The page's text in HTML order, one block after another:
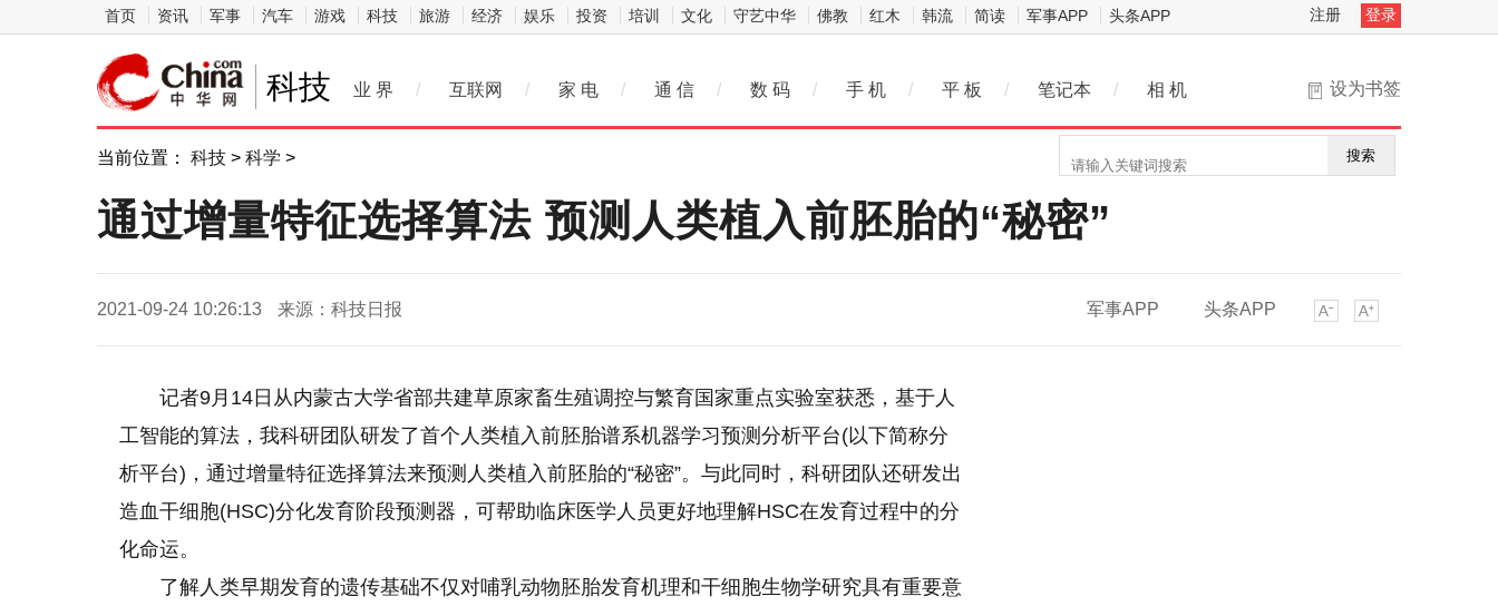
首页 资讯 军事 汽车 游戏 科技 旅游 经济 娱乐 投资 培训 文化 守艺中华 佛教 红木 韩流 简读 军事APP 头条APP 注册 登录
科技 设为书签
业 界 / 互联网 / 家 电 / 通 信 / 数 码 / 手 机 / 平 板 / 笔记本 / 相 机
当前位置： 科技 > 科学 > 搜索
通过增量特征选择算法 预测人类植入前胚胎的“秘密”
2021-09-24 10:26:13 来源：科技日报 军事APP 头条APP
记者9月14日从内蒙古大学省部共建草原家畜生殖调控与繁育国家重点实验室获悉，基于人
工智能的算法，我科研团队研发了首个人类植入前胚胎谱系机器学习预测分析平台(以下简称分
析平台)，通过增量特征选择算法来预测人类植入前胚胎的“秘密”。与此同时，科研团队还研发出
造血干细胞(HSC)分化发育阶段预测器，可帮助临床医学人员更好地理解HSC在发育过程中的分
化命运。
了解人类早期发育的遗传基础不仅对哺乳动物胚胎发育机理和干细胞生物学研究具有重要意